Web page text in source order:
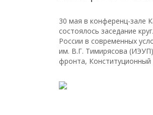
30 мая в конференц-зале
состоялось заседание
России в современных
им. В.Г. Тимирясова
фронта, Конституционный